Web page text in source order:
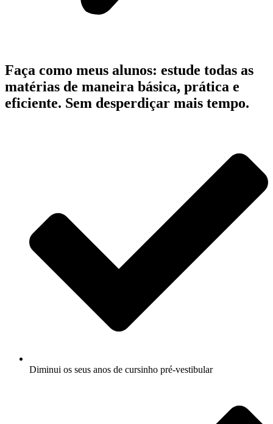
Faça como meus alunos: estude todas as
matérias de maneira básica, prática e
eficiente. Sem desperdiçar mais tempo.
Diminui os seus anos de cursinho pré-vestibular